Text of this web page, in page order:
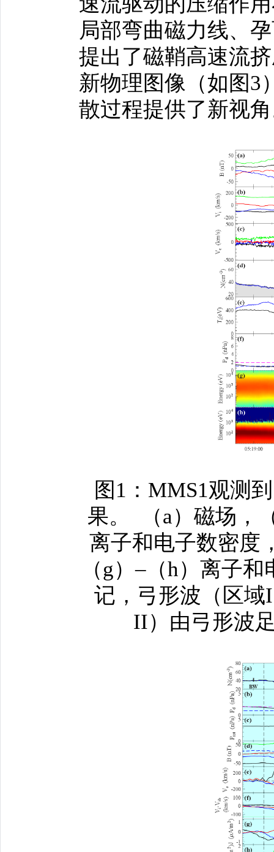
局部弯曲磁力线、
提出了磁鞘高速流
新物理图像（如图3
散过程提供了新视
图1：MMS1观测
果。 （a）磁场，
离子和电子数密度
（g）–（h）离子
记，弓形波（区
II）由弓形波